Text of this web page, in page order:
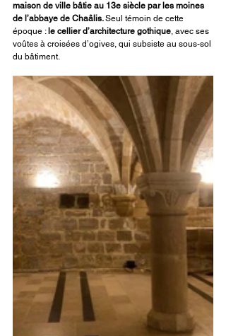
maison de ville bâtie au 13e siècle par les moines
de l’abbaye de Chaâlis. Seul témoin de cette
époque : le cellier d’architecture gothique, avec ses
voûtes à croisées d’ogives, qui subsiste au sous-sol
du bâtiment.